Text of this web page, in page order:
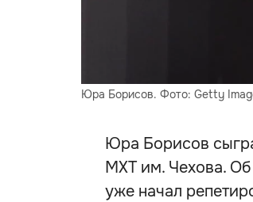
Юра Борисов. Фото: Getty
Юра Борисов
МХТ им. Чехова.
уже начал